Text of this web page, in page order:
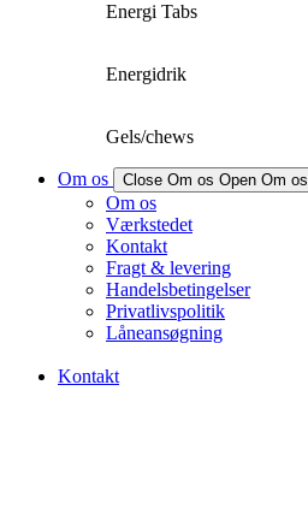
Energi Tabs
Energidrik
Gels/chews
Om os Close Om os Open Om os
Om os
Værkstedet
Kontakt
Fragt & levering
Handelsbetingelser
Privatlivspolitik
Låneansøgning
Kontakt